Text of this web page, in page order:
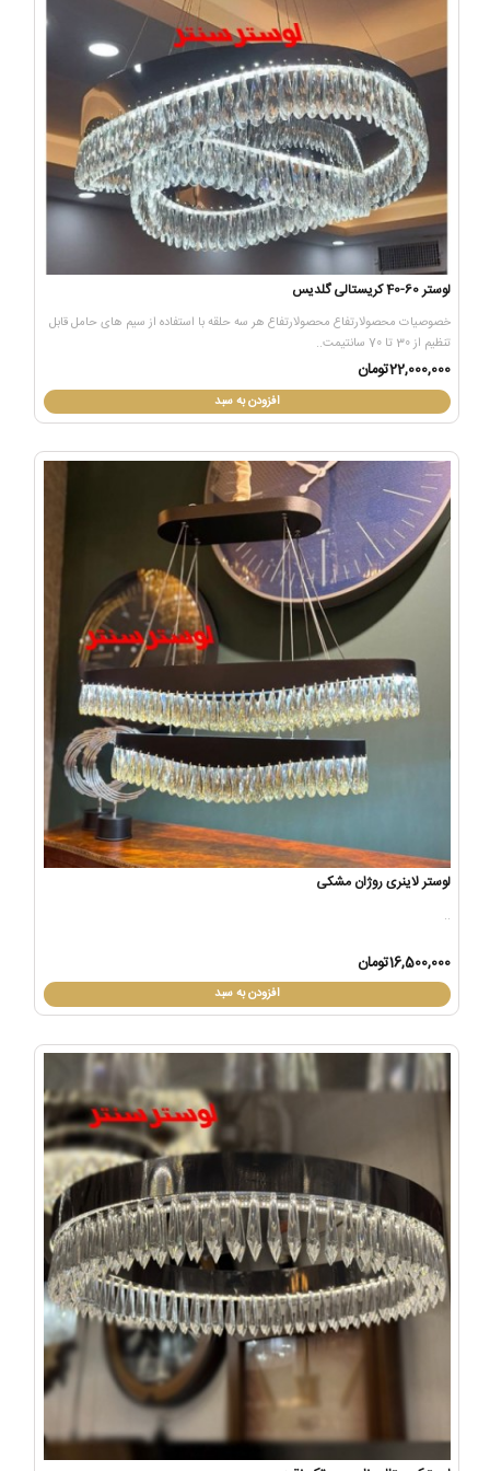
لوستر 60-40 کریستالی گلدیس
خصوصیات محصولارتفاع محصولارتفاع هر سه حلقه با استفاده از سیم های حامل قابل
تنظیم از 30 تا 70 سانتیمت..
22,000,000تومان
افزودن به سبد
لوستر لاینری روژان مشکی
..
16,500,000تومان
افزودن به سبد